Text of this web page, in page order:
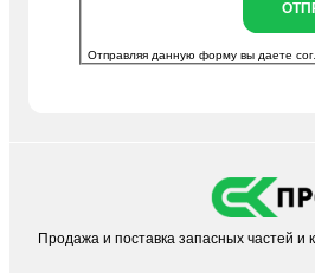
Отправляя данную форму вы даете
Продажа и поставка запасных частей